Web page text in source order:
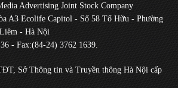
Advertising Joint Stock Company
A3 Ecolife Capitol - Số 58 Tố Hữu - Phường
- Hà Nội
- Fax:(84-24) 3762 1639.
Sở Thông tin và Truyền thông Hà Nội cấp